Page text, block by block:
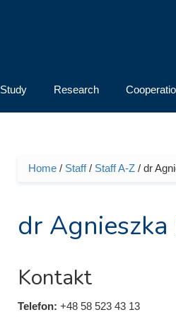
Study Research
You are here
Home/ Staff/ Staff A-Z/ dr
dr Agnieszka
Kontakt
Telefon: +48 58 523 43 13